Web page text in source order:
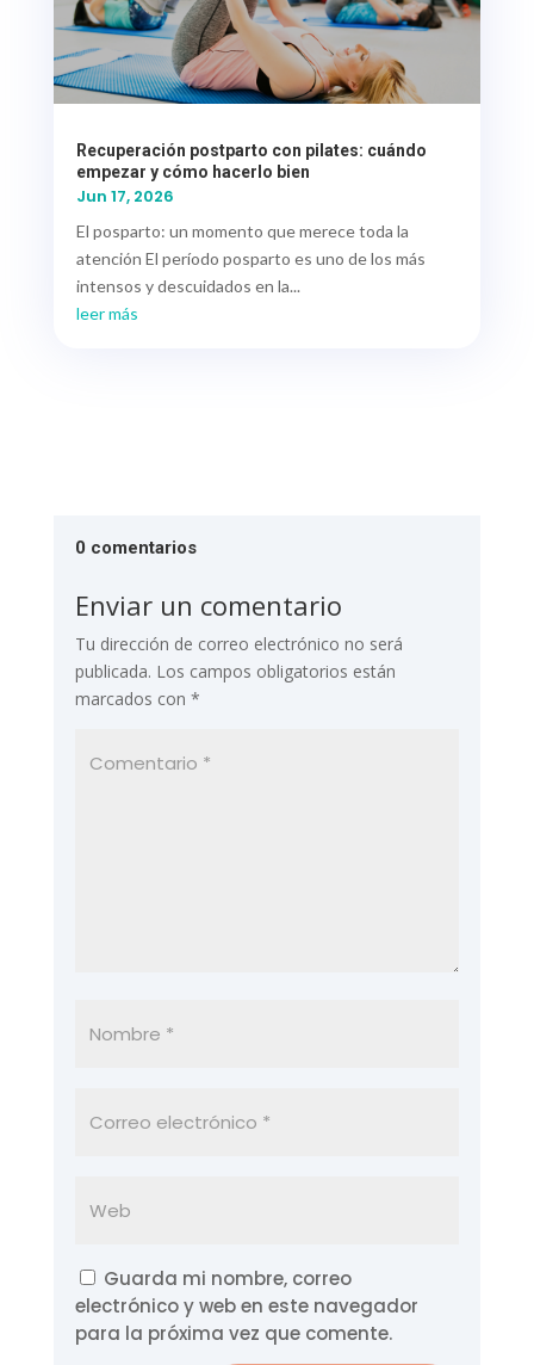
Recuperación postparto con pilates: cuándo
empezar y cómo hacerlo bien
Jun 17, 2026
El posparto: un momento que merece toda la
atención El período posparto es uno de los más
intensos y descuidados en la...
leer más
0 comentarios
Enviar un comentario
Tu dirección de correo electrónico no será
publicada. Los campos obligatorios están
marcados con *
Guarda mi nombre, correo
electrónico y web en este navegador
para la próxima vez que comente.